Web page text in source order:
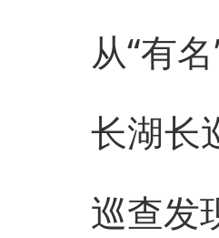
从“有
长湖长
巡查发